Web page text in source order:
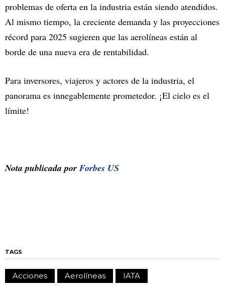
problemas de oferta en la industria están siendo atendidos.
Al mismo tiempo, la creciente demanda y las proyecciones
récord para 2025 sugieren que las aerolíneas están al
borde de una nueva era de rentabilidad.
Para inversores, viajeros y actores de la industria, el
panorama es innegablemente prometedor. ¡El cielo es el
límite!
Nota publicada porForbes US
TAGS
Acciones Aerolíneas IATA